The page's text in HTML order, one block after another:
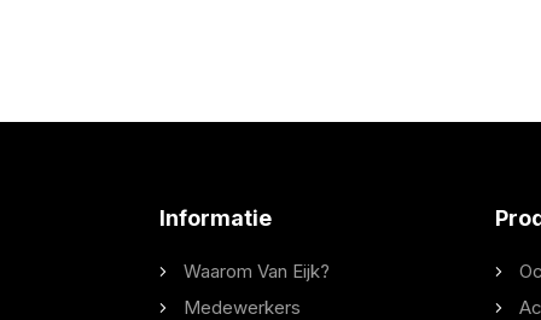
Informatie
Waarom Van Eijk?
Medewerkers